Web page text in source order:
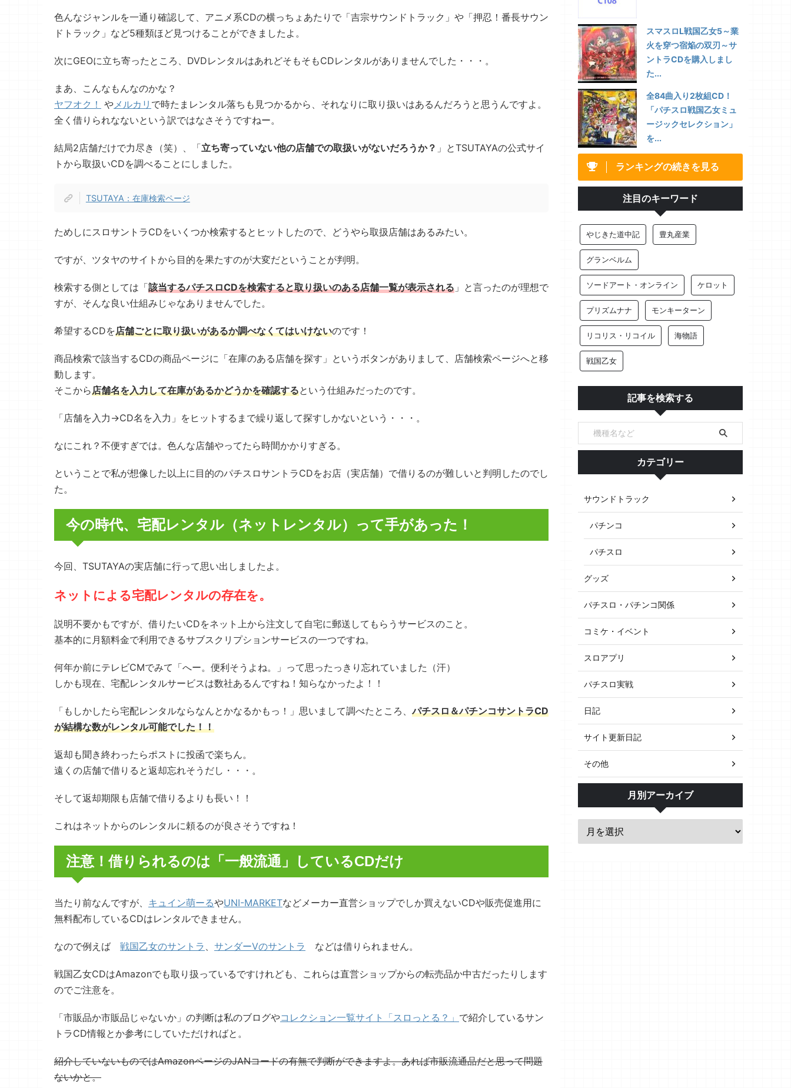
色んなジャンルを一通り確認して、アニメ系CDの横っちょあたりで「吉宗サウンドトラック」や「押忍！番長サウン
ドトラック」など5種類ほど見つけることができましたよ。
次にGEOに立ち寄ったところ、DVDレンタルはあれどそもそもCDレンタルがありませんでした・・・。
まあ、こんなもんなのかな？
ヤフオク！ や メルカリ で時たまレンタル落ちも見つかるから、それなりに取り扱いはあるんだろうと思うんですよ。
全く借りられなないという訳ではなさそうですねー。
結局2店舗だけで力尽き（笑）、「立ち寄っていない他の店舗での取扱いがないだろうか？ 」とTSUTAYAの公式サイ
トから取扱いCDを調べることにしました。
TSUTAYA：在庫検索ページ
ためしにスロサントラCDをいくつか検索するとヒットしたので、どうやら取扱店舗はあるみたい。
ですが、ツタヤのサイトから目的を果たすのが大変だということが判明。
検索する側としては「該当するパチスロCDを検索すると取り扱いのある店舗一覧が表示される 」と言ったのが理想で
すが、そんな良い仕組みじゃなありませんでした。
希望するCDを店舗ごとに取り扱いがあるか調べなくてはいけないのです！
商品検索で該当するCDの商品ページに「在庫のある店舗を探す」というボタンがありまして、店舗検索ページへと移
動します。
そこから店舗名を入力して在庫があるかどうかを確認するという仕組みだったのです。
「店舗を入力→CD名を入力」をヒットするまで繰り返して探すしかないという・・・。
なにこれ？不便すぎでは。色んな店舗やってたら時間かかりすぎる。
ということで私が想像した以上に目的のパチスロサントラCDをお店（実店舗）で借りるのが難しいと判明したのでし
た。
今の時代、宅配レンタル（ネットレンタル）って手があった！
今回、TSUTAYAの実店舗に行って思い出しましたよ。
ネットによる宅配レンタルの存在を。
説明不要かもですが、借りたいCDをネット上から注文して自宅に郵送してもらうサービスのこと。
基本的に月額料金で利用できるサブスクリプションサービスの一つですね。
何年か前にテレビCMでみて「へー。便利そうよね。」って思ったっきり忘れていました（汗）
しかも現在、宅配レンタルサービスは数社あるんですね！知らなかったよ！！
「もしかしたら宅配レンタルならなんとかなるかもっ！」思いまして調べたところ、パチスロ＆パチンコサントラCD
が結構な数がレンタル可能でした！！
返却も聞き終わったらポストに投函で楽ちん。
遠くの店舗で借りると返却忘れそうだし・・・。
そして返却期限も店舗で借りるよりも長い！！
これはネットからのレンタルに頼るのが良さそうですね！
注意！借りられるのは「一般流通」しているCDだけ
当たり前なんですが、 キュイン萌ーるやUNI-MARKETなどメーカー直営ショップでしか買えないCDや販売促進用に
無料配布しているCDはレンタルできません。
なので例えば 戦国乙女のサントラ 、 サンダーVのサントラ などは借りられません。
戦国乙女CDはAmazonでも取り扱っているですけれども、これらは直営ショップからの転売品か中古だったりします
のでご注意を。
「市販品か市販品じゃないか」の判断は私のブログやコレクション一覧サイト「スロっとる？」 で紹介しているサン
トラCD情報とか参考にしていただければと。
紹介していないものではAmazonページのJANコードの有無で判断ができますよ。あれば市販流通品だと思って問題
ないかと。
スマスロL戦国乙女5～業
火を穿つ宿焔の双刃～サ
ントラCDを購入しまし
た...
全84曲入り2枚組CD！
「パチスロ戦国乙女ミュ
ージックセレクション」
を...
ランキングの続きを見る
注目のキーワード
やじきた道中記 豊丸産業
グランベルム
ソードアート・オンライン ケロット
プリズムナナ モンキーターン
リコリス・リコイル 海物語
戦国乙女
記事を検索する
カテゴリー
サウンドトラック
パチンコ
パチスロ
グッズ
パチスロ・パチンコ関係
コミケ・イベント
スロアプリ
パチスロ実戦
日記
サイト更新日記
その他
月別アーカイブ